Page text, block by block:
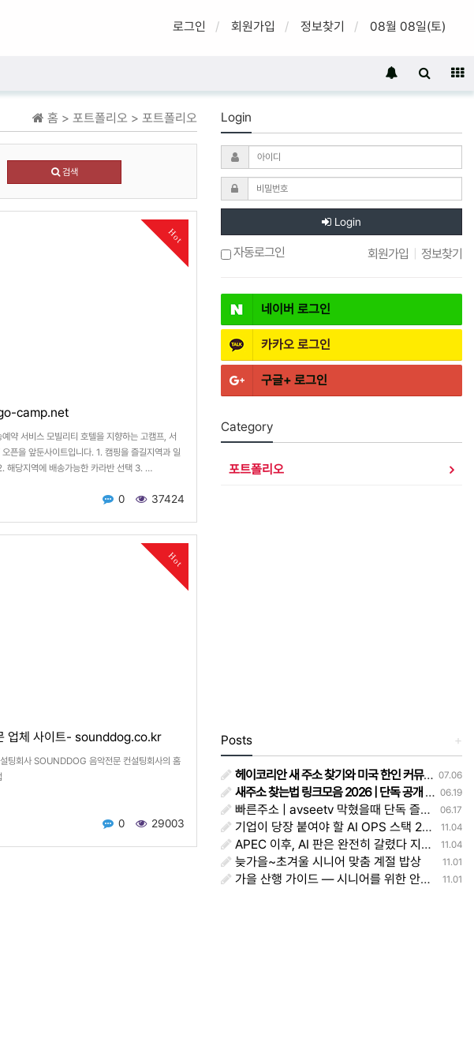
로그인 회원가입 정보찾기 08월 08일(토)
홈 > 포트폴리오 > 포트폴리오
검색
Hot
camp.net
약 서비스 모빌리티 호텔을 지향하는 고캠프, 서
픈을 앞둔사이트입니다. 1. 캠핑을 즐길지역과 일
해당지역에 배송가능한 카라반 선택 3. …
0 37424
Hot
업체 사이트- sounddog.co.kr
팅회사 SOUNDDOG 음악전문 컨설팅회사의 홈
0 29003
Login
Login
자동로그인 회원가입 정보찾기
네이버 로그인
카카오 로그인
구글+ 로그인
Category
포트폴리오
+
Posts
07.06
헤이코리안 새 주소 찾기와 미국 한인 커뮤니티 이용 후기
06.19
새주소 찾는법 링크모음 2026 | 단독 공개 - 주소얌
06.17
빠른주소 | avseetv 막혔을때 단독 즐겨찾기 정리 주소얌
11.04
기업이 당장 붙여야 할 AI OPS 스택 2025 — 모델·평가·워크플로·권한·대시보드 실전 레시피
11.04
APEC 이후, AI 판은 완전히 갈렸다 지금 당장 바꿔야 할 생존전략
11.01
늦가을~초겨울 시니어 맞춤 계절 밥상
11.01
가을 산행 가이드 — 시니어를 위한 안전하고 아름다운 등산법